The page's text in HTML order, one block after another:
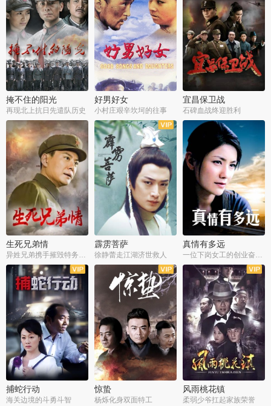
掩不住的阳光
再现北上抗日先遣队历史
好男好女
小村庄艰辛坎坷的往事
宜昌保卫战
石碑血战终迎胜利
全37集
生死兄弟情
异姓兄弟携手摧毁特务阴谋
全40集
霹雳菩萨
徐静蕾走江湖济世救人
全25集
真情有多远
一位下岗女工的创业奋斗史
全22集
捕蛇行动
海关边境的斗勇斗智
全39集
惊蛰
杨烁化身双面特工
全36集
风雨桃花镇
柔弱少爷扛起家族荣誉